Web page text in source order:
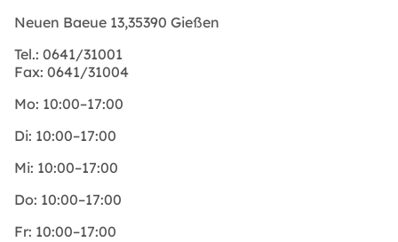
Neuen Baeue 13,35390 Gießen
Tel.: 0641/31001
Fax: 0641/31004
Mo: 10:00–17:00
Di: 10:00–17:00
Mi: 10:00–17:00
Do: 10:00–17:00
Fr: 10:00–17:00